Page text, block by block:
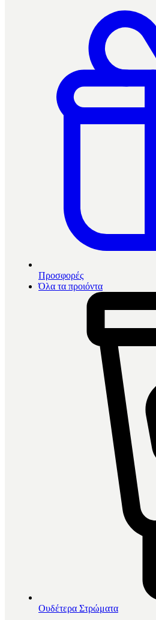
Προσφορές
Όλα τα προιόντα
Ουδέτερα Στρώματα